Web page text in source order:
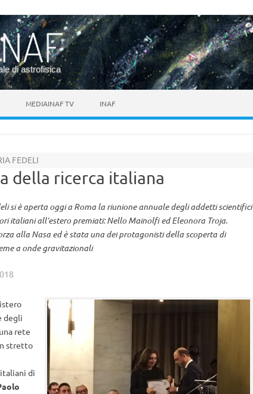
di astrofisica
MEDIAINAF TV INAF
FEDELI
della ricerca italiana
si è aperta oggi a Roma la riunione annuale degli addetti scientifici
italiani all’estero premiati: Nello Mainolfi ed Eleonora Troja.
alla Nasa ed è stata una dei protagonisti della scoperta di
a onde gravitazionali
degli
rete
stretto
di